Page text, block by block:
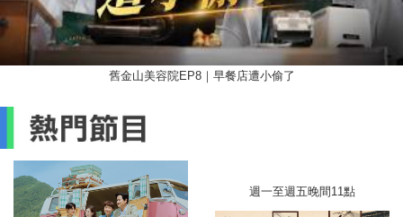
舊金山美容院EP8｜早餐店遭小偷了
週一至週五晚間11點